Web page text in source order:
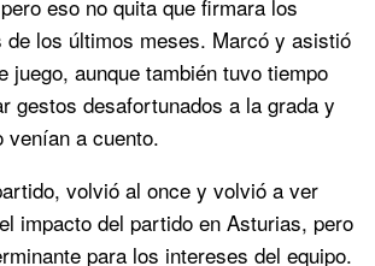
eso no quita que firmara los
de los últimos meses. Marcó y asistió
juego, aunque también tuvo tiempo
gestos desafortunados a la grada y
venían a cuento.
volvió al once y volvió a ver
impacto del partido en Asturias, pero
para los intereses del equipo.